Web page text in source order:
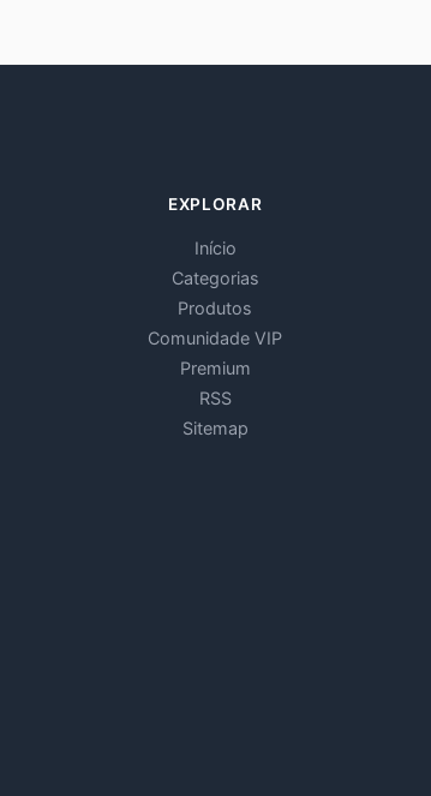
EXPLORAR
Início
Categorias
Produtos
Comunidade VIP
Premium
RSS
Sitemap